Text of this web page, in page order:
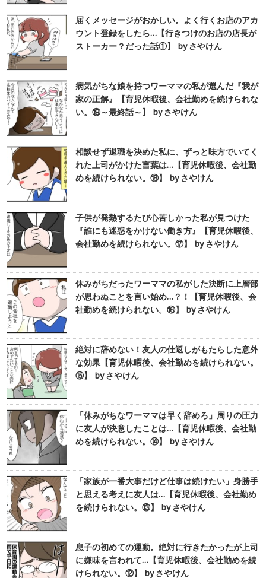
届くメッセージがおかしい。よく行くお店のアカ
ウント登録をしたら…【行きつけのお店の店長が
ストーカー？だった話①】 by さやけん
病気がちな娘を持つワーママの私が選んだ『我が
家の正解』【育児休暇後、会社勤めを続けられな
い。⑲～最終話～】 by さやけん
相談せず退職を決めた私に、ずっと味方でいてく
れた上司がかけた言葉は…【育児休暇後、会社勤
めを続けられない。⑱】 by さやけん
子供が発熱するたび心苦しかった私が見つけた
『誰にも迷惑をかけない働き方』【育児休暇後、
会社勤めを続けられない。⑰】 by さやけん
休みがちだったワーママの私がした決断に上層部
が思わぬことを言い始め…？！【育児休暇後、会
社勤めを続けられない。⑯】 by さやけん
絶対に辞めない！友人の仕返しがもたらした意外
な効果【育児休暇後、会社勤めを続けられない。
⑮】 by さやけん
「休みがちなワーママは早く辞めろ」周りの圧力
に友人が決意したことは…【育児休暇後、会社勤
めを続けられない。⑭】 by さやけん
「家族が一番大事だけど仕事は続けたい」身勝手
と思える考えに友人は…【育児休暇後、会社勤め
を続けられない。⑬】 by さやけん
息子の初めての運動。絶対に行きたかったが上司
に嫌味を言われて…【育児休暇後、会社勤めを続
けられない。⑫】 by さやけん